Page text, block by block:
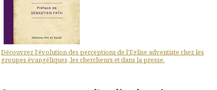
Découvrez l'évolution des perceptions de l'Eglise adventiste chez les
groupes évangéliques, les chercheurs et dans la presse.